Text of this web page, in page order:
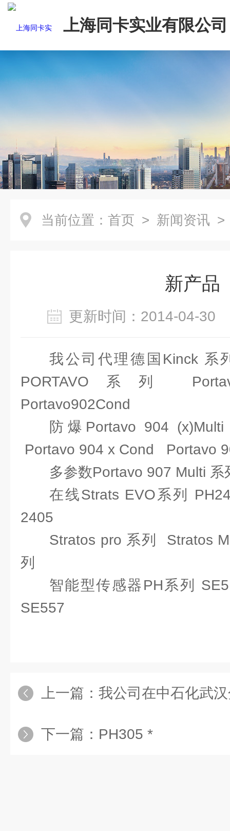
上海同卡实业有限公司
当前位置： 首页 > 新闻资讯 >
新产品
更新时间：2014-04-
我公司代理德国Kinck 系
PORTAVO系列
Portavo902Cond
防爆Portavo 904
Portavo 904 x Cond Portavo
多参数Portavo 907 Multi 系
在线Strats EVO系列
2405
Stratos pro 系列 Stratos
列
智能型传感器PH系列
SE557
上一篇： 我公司在中石化武
下一篇： PH305 *